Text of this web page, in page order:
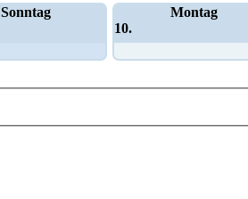
Sonntag
Montag
10.